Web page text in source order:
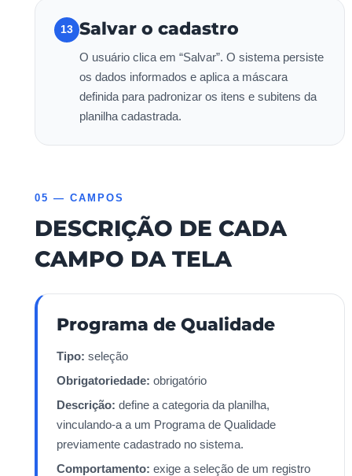
13 Salvar o cadastro
O usuário clica em “Salvar”. O sistema persiste
os dados informados e aplica a máscara
definida para padronizar os itens e subitens da
planilha cadastrada.
05 — CAMPOS
DESCRIÇÃO DE CADA
CAMPO DA TELA
Programa de Qualidade
Tipo: seleção
Obrigatoriedade: obrigatório
Descrição: define a categoria da planilha,
vinculando-a a um Programa de Qualidade
previamente cadastrado no sistema.
Comportamento: exige a seleção de um registro